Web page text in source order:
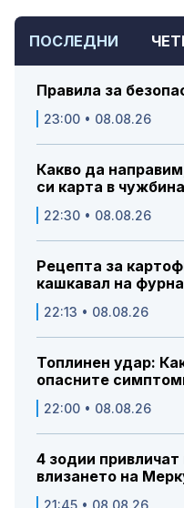
ПОСЛЕДНИ
Правила за
23:00 • 08.08.26
Какво да
си карта в чужбина
22:30 • 08.08.26
Рецепта за
кашкавал на фурна
22:13 • 08.08.26
Топлинен удар:
опасните
22:00 • 08.08.26
4 зодии
влизането на